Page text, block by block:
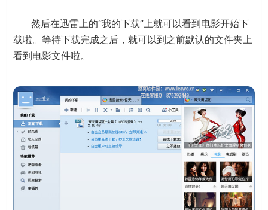
然后在迅雷上的“我的下载”上就可以看到电影开始下
载啦。等待下载完成之后，就可以到之前默认的文件夹上
看到电影文件啦。